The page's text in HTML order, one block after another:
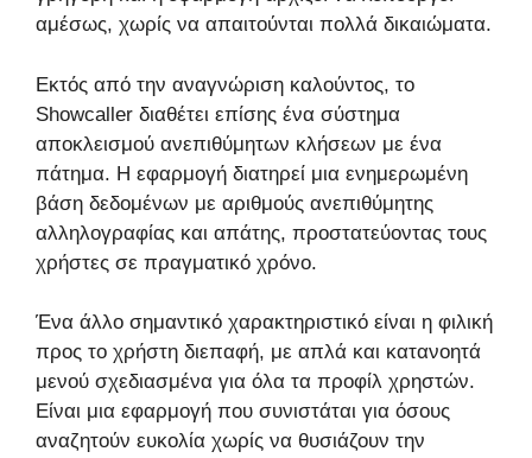
αμέσως, χωρίς να απαιτούνται πολλά δικαιώματα.
Εκτός από την αναγνώριση καλούντος, το
Showcaller διαθέτει επίσης ένα σύστημα
αποκλεισμού ανεπιθύμητων κλήσεων με ένα
πάτημα. Η εφαρμογή διατηρεί μια ενημερωμένη
βάση δεδομένων με αριθμούς ανεπιθύμητης
αλληλογραφίας και απάτης, προστατεύοντας τους
χρήστες σε πραγματικό χρόνο.
Ένα άλλο σημαντικό χαρακτηριστικό είναι η φιλική
προς το χρήστη διεπαφή, με απλά και κατανοητά
μενού σχεδιασμένα για όλα τα προφίλ χρηστών.
Είναι μια εφαρμογή που συνιστάται για όσους
αναζητούν ευκολία χωρίς να θυσιάζουν την